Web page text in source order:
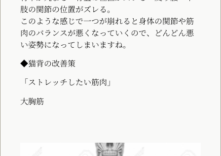
肢の関節の位置がズレる。
このような感じで一つが崩れると身体の関節や筋
肉のバランスが悪くなっていくので、どんどん悪
い姿勢になってしまいますね。
◆猫背の改善策
「ストレッチしたい筋肉」
大胸筋